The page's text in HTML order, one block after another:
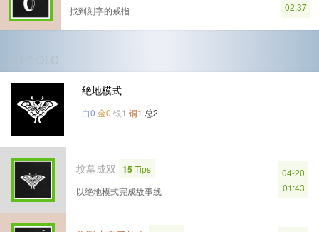
找到刻字的戒指
02:37
绝地模式
白0 金0 银1 铜1 总2
坟墓成双 15Tips
以绝地模式完成故事线
04-20
01:43